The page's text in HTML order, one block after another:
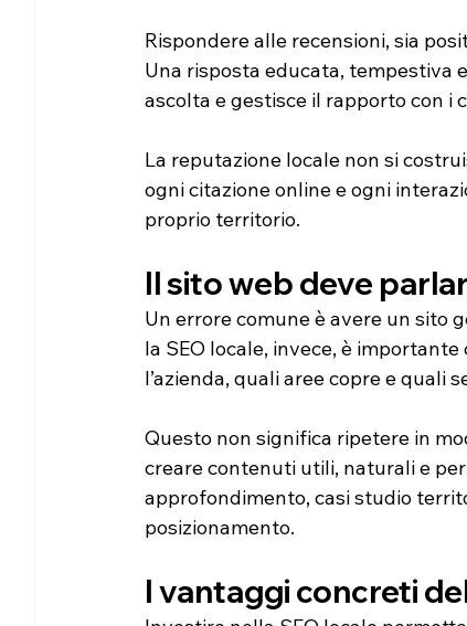
Rispondere alle recensioni, sia
Una risposta educata, tempestiva
ascolta e gestisce il rapporto con i
La reputazione locale non si
ogni citazione online e ogni
proprio territorio.
Il sito web deve
Un errore comune è avere un sito
la SEO locale, invece, è
l’azienda, quali aree copre e quali
Questo non significa ripetere in
creare contenuti utili, naturali e
approfondimento, casi studio
posizionamento.
I vantaggi concreti